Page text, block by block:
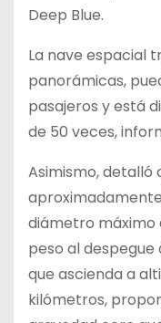
Deep Blue.
La nave espacial
panorámicas,
pasajeros y está
de 50 veces,
Asimismo, detalló
diámetro máximo
peso al despegue
que ascienda a
kilómetros,